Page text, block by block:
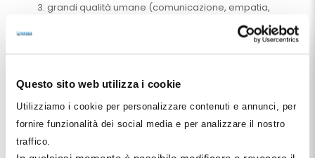
Questo sito web utilizza i cookie
Utilizziamo i cookie per personalizzare contenuti e annunci, per
fornire funzionalità dei social media e per analizzare il nostro
traffico.
grandi qualità umane (comunicazione, empatia,
quello economico, in relazione al raggiungimento di
Il valore di uno studio si misura dunque (in gran parte)
anche dal valore del personale non medico che vi
opera, indipendentemente dal valore intrinseco dei